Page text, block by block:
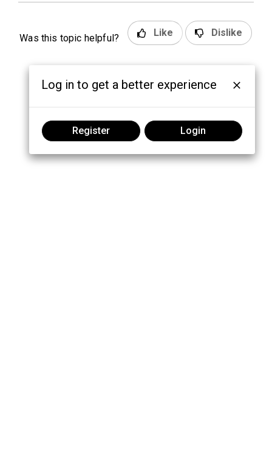
Was this topic helpful? Like Dislike
Log in to get a better experience
Register Login